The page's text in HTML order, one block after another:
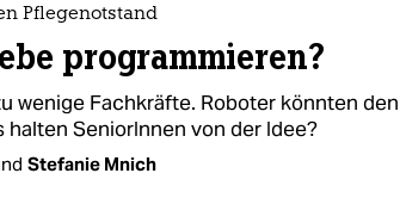
Pflegenotstand
programmieren?
wenige Fachkräfte. Roboter könnten den
halten SeniorInnen von der Idee?
Stefanie Mnich